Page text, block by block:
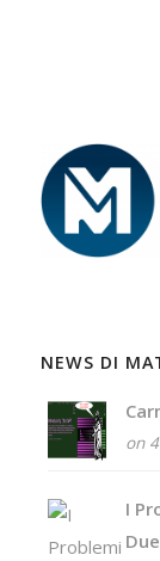
NEWS DI
on
I